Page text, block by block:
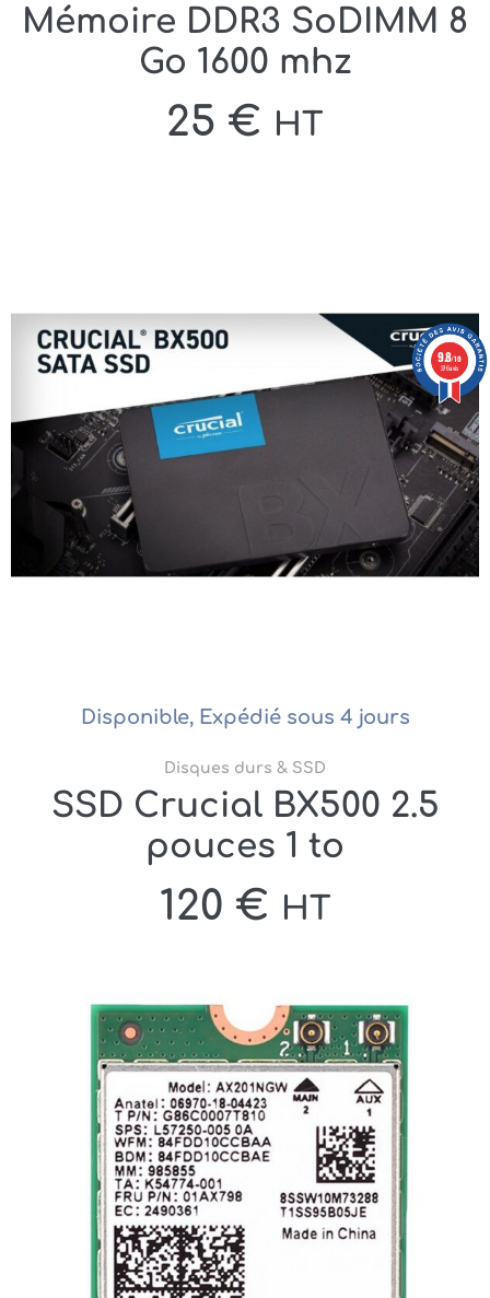
Mémoire DDR3 SoDIMM 8
Go 1600 mhz
25 € HT
Disponible, Expédié sous 4 jours
Disques durs & SSD
SSD Crucial BX500 2.5
pouces 1 to
120 € HT
9.8/10
376 avis